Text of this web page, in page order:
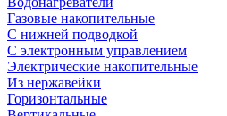
Газовые накопительные
С нижней подводкой
С электронным управлением
Электрические накопительные
Из нержавейки
Горизонтальные